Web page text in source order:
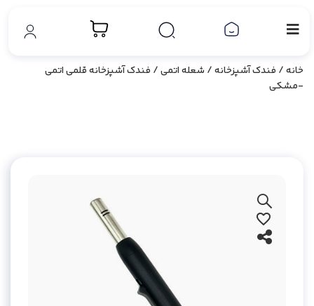
خانه/ فندک آشپزخانه/ شعله اتمی/ فندک آشپزخانه قلمی اتمی
-مشکی